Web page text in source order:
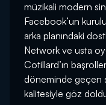
müzikali modern
Facebook’un
arka planındaki
Network ve usta
Cotillard’ın
döneminde geçen
kalitesiyle göz